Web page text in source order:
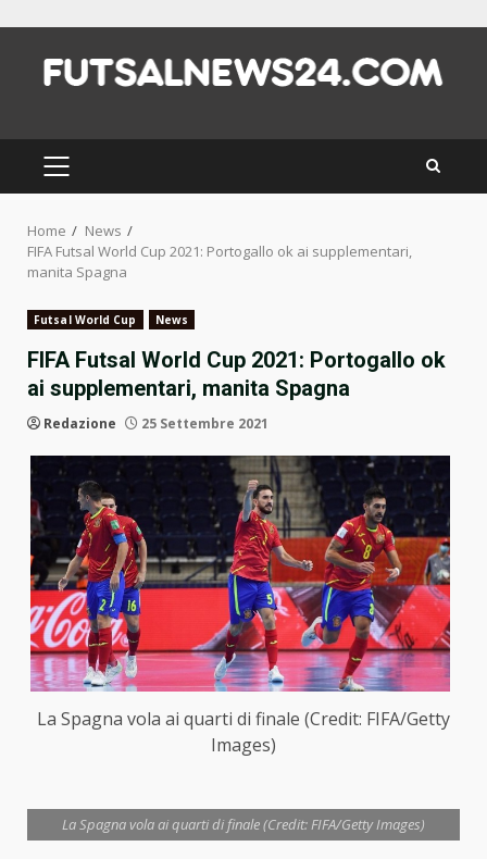
content
PRIMARY
MENU
Home
News
FIFA Futsal World Cup 2021: Portogallo ok ai supplementari,
manita Spagna
Futsal World Cup News
FIFA Futsal World Cup 2021: Portogallo ok
ai supplementari, manita Spagna
Redazione 25 Settembre 2021
La Spagna vola ai quarti di finale (Credit: FIFA/Getty
Images)
La Spagna vola ai quarti di finale (Credit: FIFA/Getty Images)